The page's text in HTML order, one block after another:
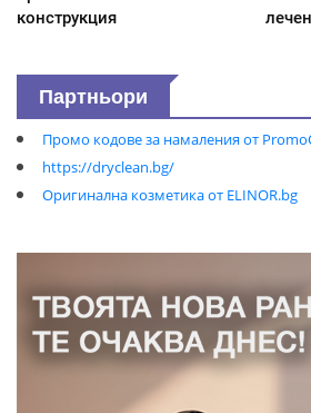
конструкция
Партньори
Промо кодове за намаления от
https://dryclean.bg/
Оригинална козметика от ELINOR.bg